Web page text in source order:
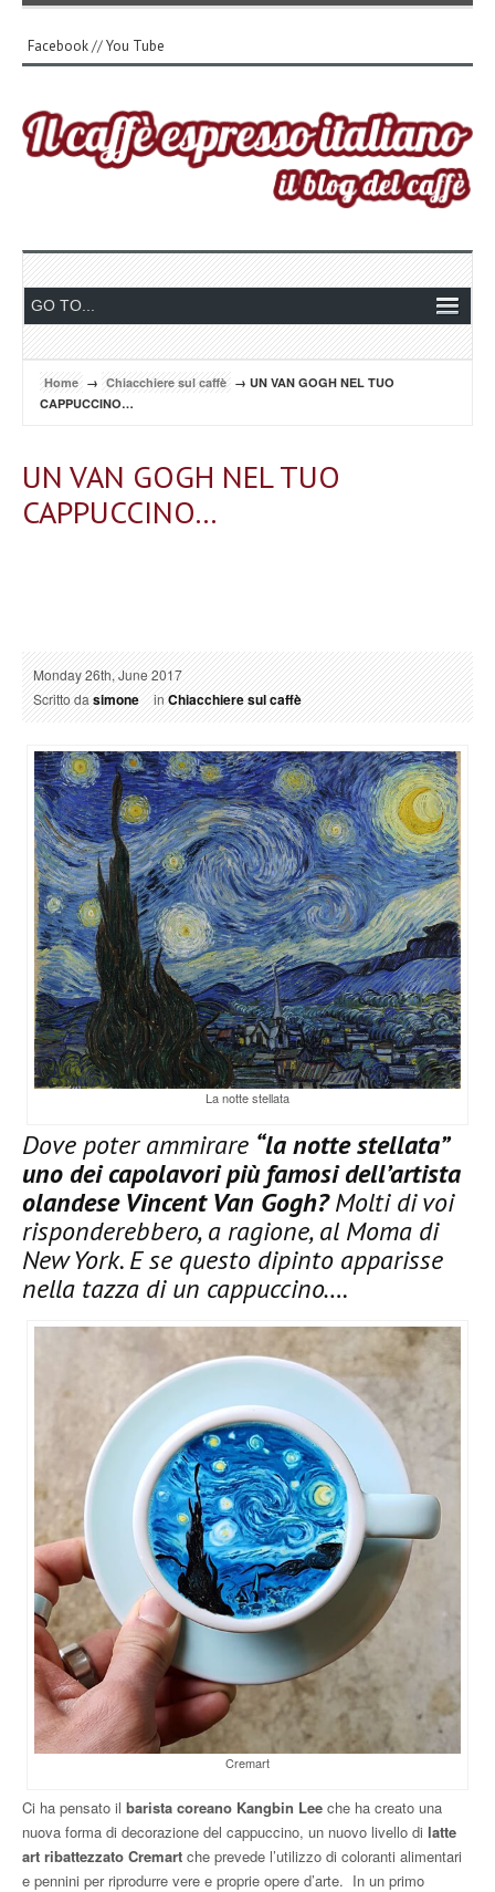
Facebook//You Tube
Home → Chiacchiere sul caffè → UN VAN GOGH NEL TUO
CAPPUCCINO…
UN VAN GOGH NEL TUO
CAPPUCCINO…
Monday 26th, June 2017
Scritto dasimone inChiacchiere sul caffè
La notte stellata
Dove poter ammirare “la notte stellata”
uno dei capolavori più famosi dell’artista
olandese Vincent Van Gogh?Molti di voi
risponderebbero, a ragione, al Moma di
New York. E se questo dipinto apparisse
nella tazza di un cappuccino….
Cremart
Ci ha pensato il barista coreano Kangbin Lee che ha creato una
nuova forma di decorazione del cappuccino, un nuovo livello di latte
art ribattezzato Cremart che prevede l’utilizzo di coloranti alimentari
e pennini per riprodurre vere e proprie opere d’arte. In un primo